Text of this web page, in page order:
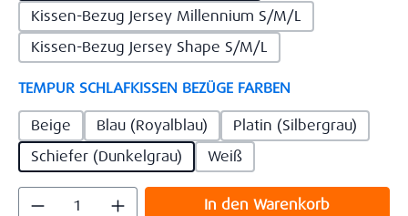
Kissen-Bezug Jersey Millennium S/M/L
Kissen-Bezug Jersey Shape S/M/L
TEMPUR SCHLAFKISSEN BEZÜGE FARBEN
Beige
Blau (Royalblau)
Platin (Silbergrau)
Schiefer (Dunkelgrau)
Weiß
Produkt Anzahl: Gib den gewünschten
In den Warenkorb